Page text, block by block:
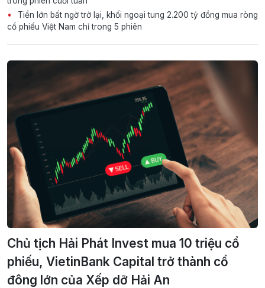
Tiền lớn bất ngờ trở lại, khối ngoại tung 2.200 tỷ đồng mua ròng
cổ phiếu Việt Nam chỉ trong 5 phiên
Chủ tịch Hải Phát Invest mua 10 triệu cổ
phiếu, VietinBank Capital trở thành cổ
đông lớn của Xếp dỡ Hải An